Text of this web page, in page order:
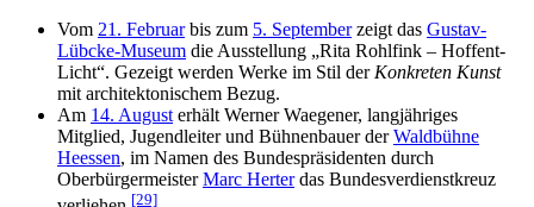
Vom 21. Februarbis zum 5. Septemberzeigt das Gustav-
Lübcke-Museum die Ausstellung „Rita Rohlfink – Hoffent-
Licht“. Gezeigt werden Werke im Stil der Konkreten Kunst
mit architektonischem Bezug.
Am 14. August erhält Werner Waegener, langjähriges
Mitglied, Jugendleiter und Bühnenbauer derWaldbühne
Heessen, im Namen des Bundespräsidenten durch
OberbürgermeisterMarc Herterdas Bundesverdienstkreuz
[29]